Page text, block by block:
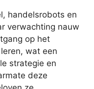
handelsrobots en
verwachting nauw
op het
wat een
strategie en
deze